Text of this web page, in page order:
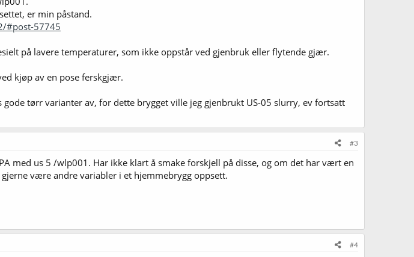
er min påstand.
#post-57745
på lavere temperaturer, som ikke oppstår ved gjenbruk eller flytende gjær.
kjøp av en pose ferskgjær.
tørr varianter av, for dette brygget ville jeg gjenbrukt US-05 slurry, ev fortsatt
#3
med us 5 /wlp001. Har ikke klart å smake forskjell på disse, og om det har vært en
være andre variabler i et hjemmebrygg oppsett.
#4